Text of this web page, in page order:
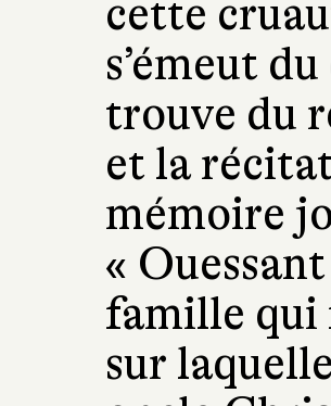
cette
s’émeut
trouve du
et la
mémoire
«
famille qui
sur